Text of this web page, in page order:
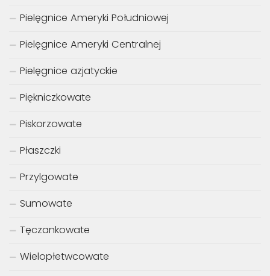
Pielęgnice Ameryki Południowej
Pielęgnice Ameryki Centralnej
Pielęgnice azjatyckie
Piękniczkowate
Piskorzowate
Płaszczki
Przylgowate
Sumowate
Tęczankowate
Wielopłetwcowate